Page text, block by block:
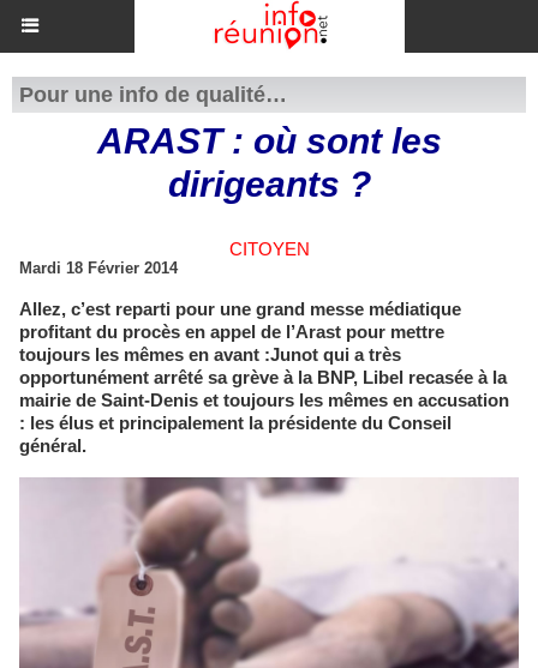
Pour une info de qualité…
ARAST : où sont les
dirigeants ?
CITOYEN
Mardi 18 Février 2014
Allez, c’est reparti pour une grand messe médiatique
profitant du procès en appel de l’Arast pour mettre
toujours les mêmes en avant :Junot qui a très
opportunément arrêté sa grève à la BNP, Libel recasée à la
mairie de Saint-Denis et toujours les mêmes en accusation
: les élus et principalement la présidente du Conseil
général.